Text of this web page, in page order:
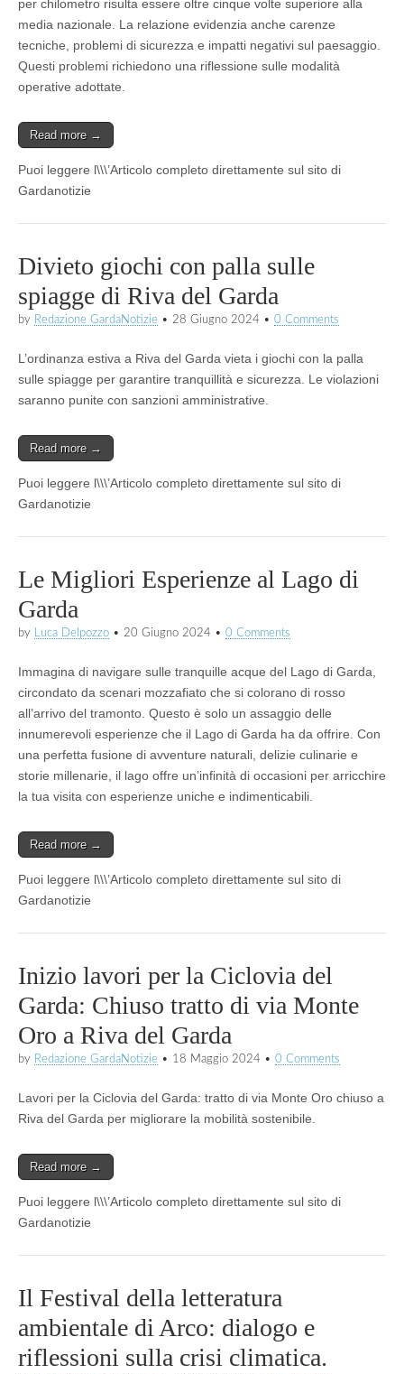
per chilometro risulta essere oltre cinque volte superiore alla
media nazionale. La relazione evidenzia anche carenze
tecniche, problemi di sicurezza e impatti negativi sul paesaggio.
Questi problemi richiedono una riflessione sulle modalità
operative adottate.
Read more →
Puoi leggere l\\\’Articolo completo direttamente sul sito di
Gardanotizie
Divieto giochi con palla sulle
spiagge di Riva del Garda
by Redazione GardaNotizie • 28 Giugno 2024 • 0 Comments
L’ordinanza estiva a Riva del Garda vieta i giochi con la palla
sulle spiagge per garantire tranquillità e sicurezza. Le violazioni
saranno punite con sanzioni amministrative.
Read more →
Puoi leggere l\\\’Articolo completo direttamente sul sito di
Gardanotizie
Le Migliori Esperienze al Lago di
Garda
by Luca Delpozzo • 20 Giugno 2024 • 0 Comments
Immagina di navigare sulle tranquille acque del Lago di Garda,
circondato da scenari mozzafiato che si colorano di rosso
all’arrivo del tramonto. Questo è solo un assaggio delle
innumerevoli esperienze che il Lago di Garda ha da offrire. Con
una perfetta fusione di avventure naturali, delizie culinarie e
storie millenarie, il lago offre un’infinità di occasioni per arricchire
la tua visita con esperienze uniche e indimenticabili.
Read more →
Puoi leggere l\\\’Articolo completo direttamente sul sito di
Gardanotizie
Inizio lavori per la Ciclovia del
Garda: Chiuso tratto di via Monte
Oro a Riva del Garda
by Redazione GardaNotizie • 18 Maggio 2024 • 0 Comments
Lavori per la Ciclovia del Garda: tratto di via Monte Oro chiuso a
Riva del Garda per migliorare la mobilità sostenibile.
Read more →
Puoi leggere l\\\’Articolo completo direttamente sul sito di
Gardanotizie
Il Festival della letteratura
ambientale di Arco: dialogo e
riflessioni sulla crisi climatica.